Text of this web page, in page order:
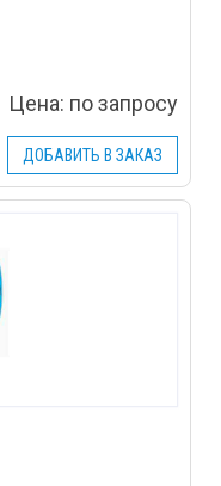
Цена: по запросу
ДОБАВИТЬ В ЗАКАЗ